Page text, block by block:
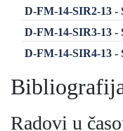
D-FM-14-SIR2-13 -
D-FM-14-SIR3-13 -
D-FM-14-SIR4-13 -
Radovi u